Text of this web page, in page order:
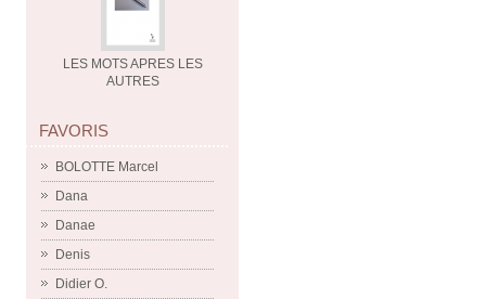
LES MOTS APRES LES
AUTRES
FAVORIS
BOLOTTE Marcel
Dana
Danae
Denis
Didier O.